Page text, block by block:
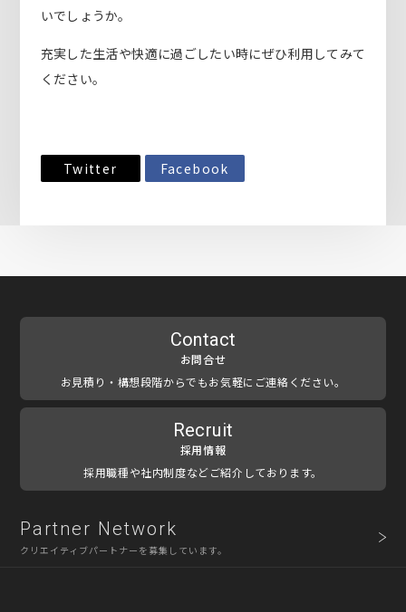
いでしょうか。
充実した生活や快適に過ごしたい時にぜひ利用してみて
ください。
Twitter Facebook
Contact
お問合せ
お見積り・構想段階からでもお気軽にご連絡ください。
Recruit
採用情報
採用職種や社内制度などご紹介しております。
Partner Network
クリエイティブパートナーを募集しています。